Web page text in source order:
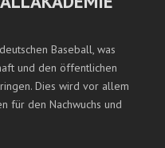
Baseball, was
und den öffentlichen
Dies wird vor allem
für den Nachwuchs und